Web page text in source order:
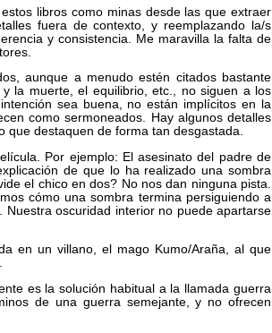
libros como minas desde las que extraer
fuera de contexto, y reemplazando la/s
y consistencia. Me maravilla la falta de
aunque a menudo estén citados bastante
la muerte, el equilibrio, etc., no siguen a los
sea buena, no están implícitos en la
como sermoneados. Hay algunos detalles
que destaquen de forma tan desgastada.
Por ejemplo: El asesinato del padre de
de que lo ha realizado una sombra
el chico en dos? No nos dan ninguna pista.
cómo una sombra termina persiguiendo a
oscuridad interior no puede apartarse
en un villano, el mago Kumo/Araña, al que
es la solución habitual a la llamada guerra
de una guerra semejante, y no ofrecen